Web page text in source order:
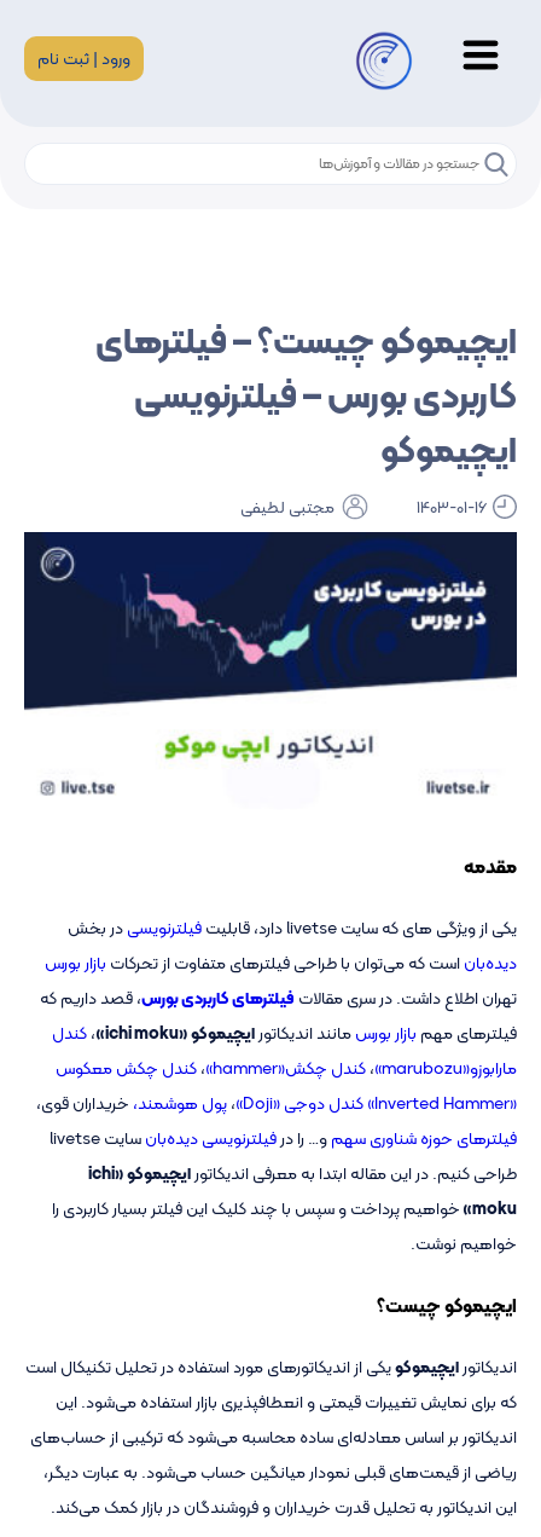
ورود | ثبت نام
ایچیموکو چیست؟ – فیلترهای
کاربردی بورس – فیلترنویسی
ایچیموکو
1403-01-16 مجتبی لطیفی
مقدمه
یکی از ویژگی های که سایت livetse دارد، قابلیت فیلترنویسیدر بخش
دیده‌باناست که می‌توان با طراحی فیلترهای متفاوت از تحرکات بازار بورس
تهران اطلاع داشت. در سری مقالات فیلترهای کاربردی بورس، قصد داریم که
فیلترهای مهم بازار بورسمانند اندیکاتورایچیموکو «ichi moku» ،کندل
مارابوزو«marubozu»
،کندل چکش«hammer» ،کندل چکش معکوس
«Inverted Hammer»
کندل دوجی «Doji» ،پول هوشمند، خریداران قوی،
فیلترهای حوزه شناوری سهمو… را درفیلترنویسیدیده‌بان
سایت livetse
طراحی کنیم. در این مقاله ابتدا به معرفی اندیکاتور
ایچیموکو «ichi
moku» خواهیم پرداخت و سپس با چند کلیک این فیلتر بسیار کاربردی را
خواهیم نوشت.
ایچیموکو چیست؟
اندیکاتورایچیموکویکی از اندیکاتورهای مورد استفاده در تحلیل تکنیکال است
که برای نمایش تغییرات قیمتی و انعطافپذیری بازار استفاده می‌شود. این
اندیکاتور بر اساس معادله‌ای ساده محاسبه می‌شود که ترکیبی از حساب‌های
ریاضی از قیمت‌های قبلی نمودار میانگین حساب می‌شود. به عبارت دیگر،
این اندیکاتور به تحلیل قدرت خریداران و فروشندگان در بازار کمک می‌کند.